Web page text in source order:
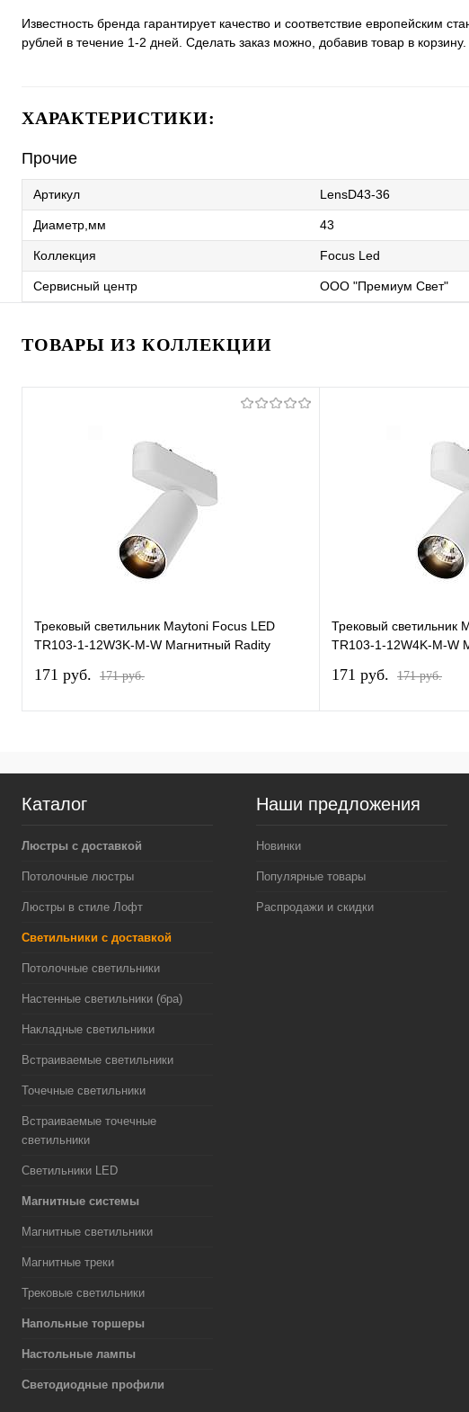
Известность бренда гарантирует качество и соответствие европейским
рублей в течение 1-2 дней. Сделать заказ можно, добавив товар в корзину.
ХАРАКТЕРИСТИКИ:
Прочие
Артикул LensD43-36
Диаметр,мм 43
Коллекция Focus Led
Сервисный центр ООО "Премиум Свет"
ТОВАРЫ ИЗ КОЛЛЕКЦИИ
Трековый светильник Maytoni Focus LED
TR103-1-12W3K-M-W Магнитный Radity
171 pуб. 171 pуб.
Трековый светильник
TR103-1-12W4K-M-W
171 pуб. 171 pуб.
Каталог
Люстры с доставкой
Потолочные люстры
Люстры в стиле Лофт
Светильники с доставкой
Потолочные светильники
Настенные светильники (бра)
Накладные светильники
Встраиваемые светильники
Точечные светильники
Встраиваемые точечные
светильники
Светильники LED
Магнитные системы
Магнитные светильники
Магнитные треки
Трековые светильники
Напольные торшеры
Настольные лампы
Светодиодные профили
Наши предложения
Новинки
Популярные товары
Распродажи и скидки